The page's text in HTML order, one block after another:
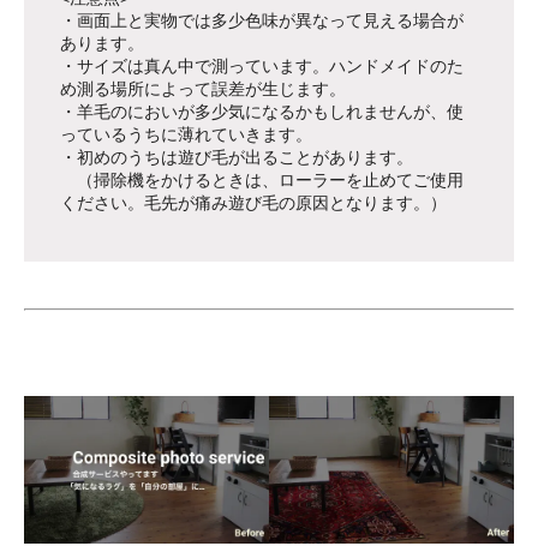
・画面上と実物では多少色味が異なって見える場合が
あります。
・サイズは真ん中で測っています。ハンドメイドのた
め測る場所によって誤差が生じます。
・羊毛のにおいが多少気になるかもしれませんが、使
っているうちに薄れていきます。
・初めのうちは遊び毛が出ることがあります。
（掃除機をかけるときは、ローラーを止めてご使用
ください。毛先が痛み遊び毛の原因となります。）